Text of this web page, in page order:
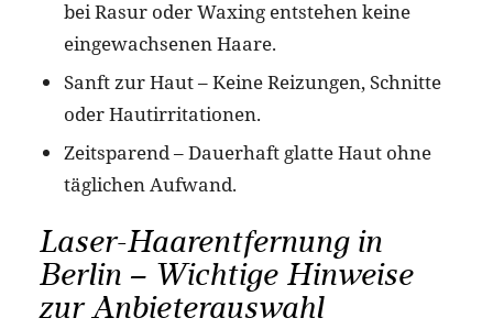
bei Rasur oder Waxing entstehen keine
eingewachsenen Haare.
Sanft zur Haut – Keine Reizungen, Schnitte
oder Hautirritationen.
Zeitsparend – Dauerhaft glatte Haut ohne
täglichen Aufwand.
Laser-Haarentfernung in
Berlin – Wichtige Hinweise
zur Anbieterauswahl